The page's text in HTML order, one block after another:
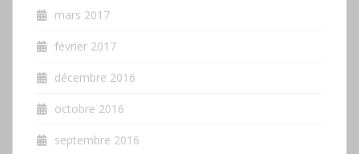
mars 2017
février 2017
décembre 2016
octobre 2016
septembre 2016